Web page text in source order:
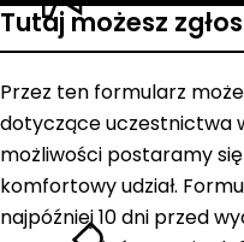
Tutaj możesz
Przez ten formularz
dotyczące uczestnictwa
możliwości postaramy
komfortowy udział.
najpóźniej 10 dni przed